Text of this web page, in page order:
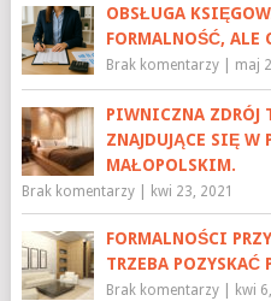
OBSŁUGA
FORMALNOŚĆ, ALE
Brak komentarzy| maj
PIWNICZNA ZDRÓJ
ZNAJDUJĄCE SIĘ W
MAŁOPOLSKIM.
Brak komentarzy| kwi 23, 2021
FORMALNOŚCI
TRZEBA POZYSKAĆ
Brak komentarzy| kwi